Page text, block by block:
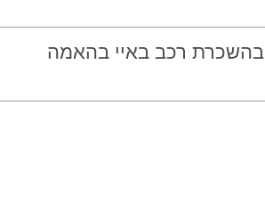
בהשכרת רכב באיי בהאמה